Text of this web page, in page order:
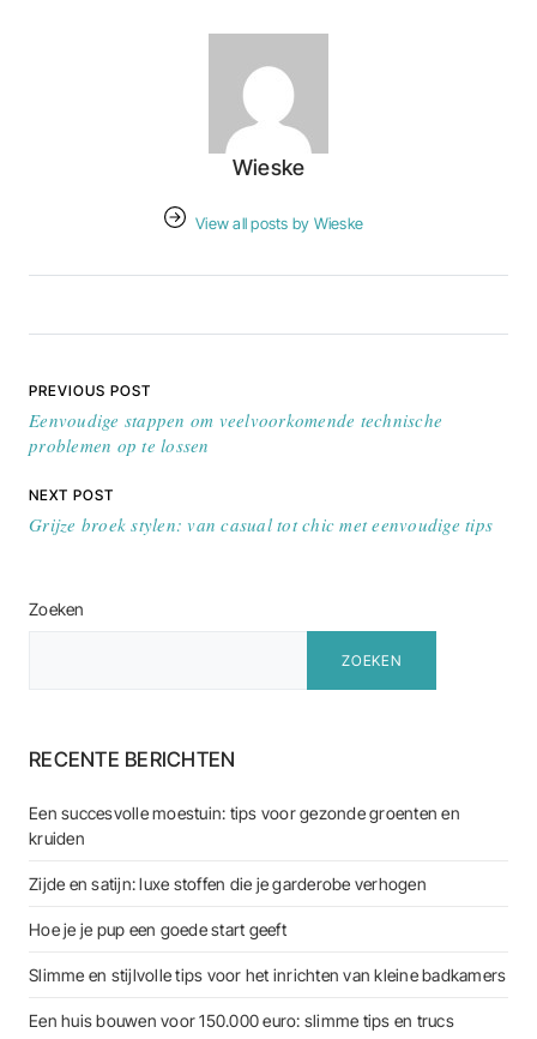
Wieske
View all posts by Wieske
Bericht navigatie
PREVIOUS POST
Eenvoudige stappen om veelvoorkomende technische
problemen op te lossen
NEXT POST
Grijze broek stylen: van casual tot chic met eenvoudige tips
Zoeken
ZOEKEN
RECENTE BERICHTEN
Een succesvolle moestuin: tips voor gezonde groenten en
kruiden
Zijde en satijn: luxe stoffen die je garderobe verhogen
Hoe je je pup een goede start geeft
Slimme en stijlvolle tips voor het inrichten van kleine badkamers
Een huis bouwen voor 150.000 euro: slimme tips en trucs